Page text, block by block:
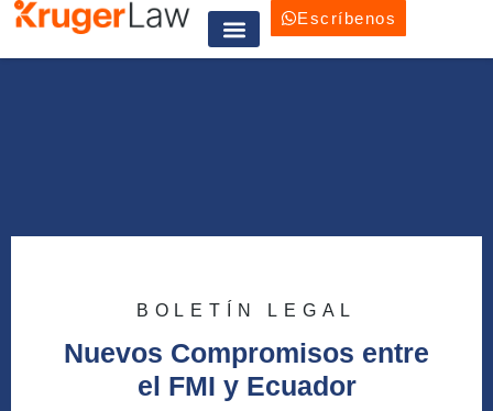
Escríbenos
BOLETÍN LEGAL
Nuevos Compromisos entre
el FMI y Ecuador